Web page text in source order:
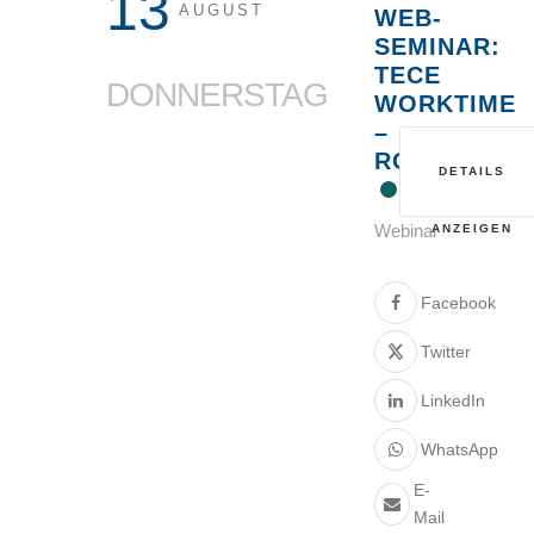
AUGUST
DONNERSTAG
WEB-
SEMINAR:
TECE
WORKTIME
–
Webinar
Facebook
Twitter
LinkedIn
WhatsApp
E-
Mail
DETAILS
ANZEIGEN